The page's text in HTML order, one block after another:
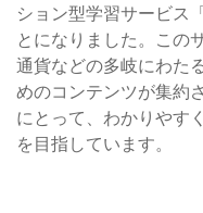
ション型学習サービス
とになりました。この
通貨などの多岐にわた
めのコンテンツが集約
にとって、わかりやす
を目指しています。